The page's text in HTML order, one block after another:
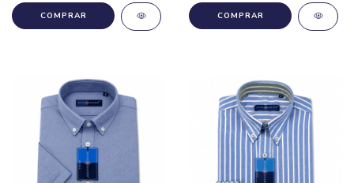
COMPRAR COMPRAR